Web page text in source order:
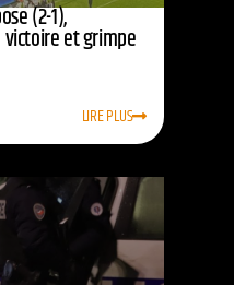
(2-1),
et grimpe
LIRE PLUS